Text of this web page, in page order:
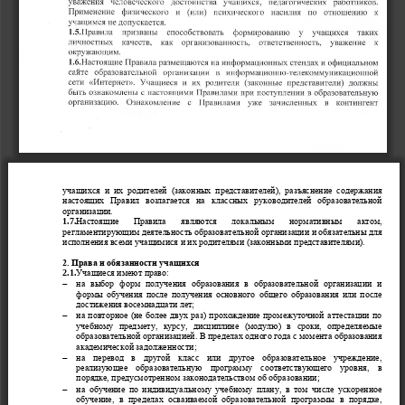
учащихся и их родителей (законных представителей), разъяснение содержания
настоящих  Правил  возлагается  на  классных  руководителей
образовательной
организации.
1.7.Настоящие  Правила  являются  локальным  нормативным  актом,
регламентирующим деятельность образовательной организации и обязательны для
исполнения всеми учащимися и их родителями (законными представителями).
2. Права и обязанности учащихся
2.1.Учащиеся имеют право:

на  выбор  форм  получения  образования в  образовательной  организации и
формы обучения после получения основного общего образования или после
достижения восемнадцати лет;

на повторное (не более двух раз) прохождение промежуточной аттестации по
учебному  предмету,  курсу,  дисциплине  (модулю)  в  сроки,  определяемые
образовательной организацией. В пределах одного года с момента образования
академической задолженности;
на  перевод  в  другой  класс  или  другое  образовательное  учреждение,
реализующее  образовательную  программу  соответствующего  уровня,  в
порядке, предусмотренном законодательством об образовании;
на обучение по индивидуальному учебному плану, в том числе ускоренное
обучение,  в  пределах  осваиваемой  образовательной  программы  в  порядке,